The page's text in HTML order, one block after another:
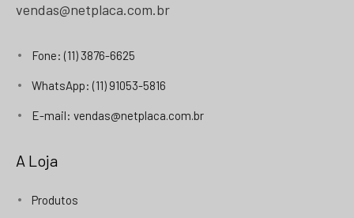
vendas@netplaca.com.br
Fone: (11) 3876-6625
WhatsApp: (11) 91053-5816
E-mail: vendas@netplaca.com.br
A Loja
Produtos